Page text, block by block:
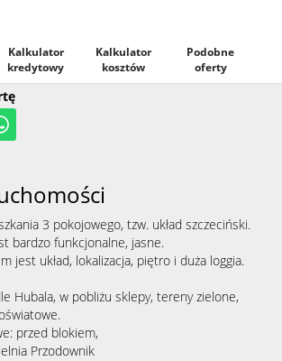
Kalkulator
kredytowy
Kalkulator
kosztów
Podobne
oferty
3 pokojowego, tzw. układ szczeciński.
bardzo funkcjonalne, jasne.
jest układ, lokalizacja, piętro i duża loggia.
Hubala, w pobliżu sklepy, tereny zielone,
przed blokiem,
Przodownik